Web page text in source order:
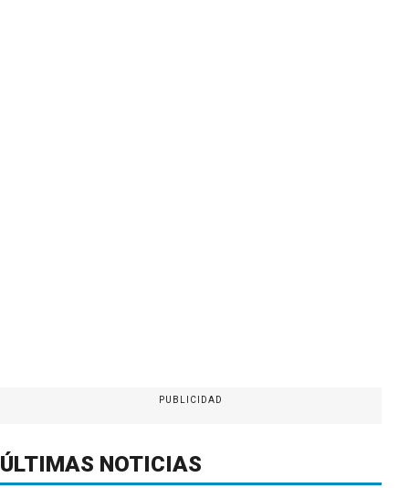
PUBLICIDAD
ÚLTIMAS NOTICIAS